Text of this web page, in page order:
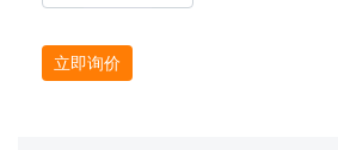
立即询价